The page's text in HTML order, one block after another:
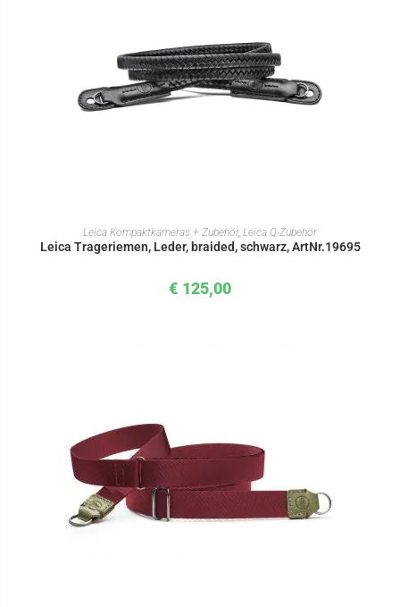
IN DEN WARENKORB
Leica Kompaktkameras + Zubehör, Leica Q-Zubehör
Leica Trageriemen, Leder, braided, schwarz, ArtNr.19695
€ 125,00